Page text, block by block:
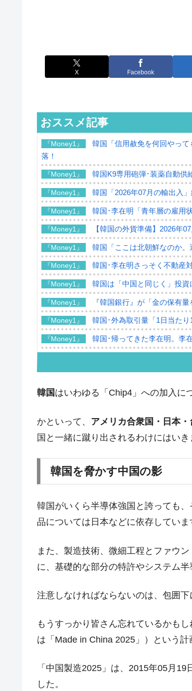
X Facebook
おススメ記事
『Money1』
韓国「信用赦免を何回やっ
落！
『Money1』 韓国K9専用砲弾･装薬自動供
『Money1』 韓国「2026年07月の輸出入
『Money1』 韓国･李在明「青年層の雇用
『Money1』 【韓国の外貨準備】2026年
『Money1』 韓国「ここは北朝鮮なのか。
『Money1』 韓国･李在明さっそく不動産
『Money1』 韓国は「中国と同じく」投資
『Money1』 『韓国銀行』が「金の保有
『Money1』 韓国･外為取引量「1日当た
『Money1』 韓国･帰ってきた李在明。李
『Money1』 韓国･警察職員が「丸刈りに
『Money1』 韓国製造業「半導体絶好調
『Money1』 【米韓激突案件】韓国消費
『Money1』 韓国で猛暑。南東部では干ば
『Money1』 韓国型イージス搭載の次世代
1.9倍！
『Money1』
在韓米国大使スティールが
『Money1』 JPモルガン「韓国レバレッ
『Money1』 韓国鉄鋼最大手『POSCO』
『Money1』
韓国 はいわゆる「Chip4」への加入に
かといって、 アメリカ合衆国・日本・
国と一緒に蹴り出されるわけにはいき
韓国を脅かす中国の影
韓国がいくら半導体強国と誇っても
品については日本などに依存してい
また、製造技術、微細工程とファウ
に、基礎的な部分の特許やシステム
注意しなければならないのは、包囲下
もうすっかり皆さん忘れているかも
は「Made in China 2025」）という計
「中国製造2025」は、2015年05月
した。